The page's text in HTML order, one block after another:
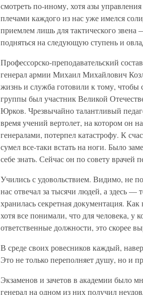
смотреть по-иному, хотя азы
плечами каждого из нас уже имелся
приемлем лишь для тактического
подняться на следующую ступень и
Профессорско-преподавательский
генерал армии Михаил Михайлович
жизнь и служба готовили к тому, чтобы
группы был участник Великой
Юрков. Чрезвычайно талантливый
время учений вертолет, на котором он
генералами, потерпел катастрофу. К
сумел все-таки встать на ноги. Было
себе знать. Сейчас он по совету врачей
Учились с удовольствием. Видимо, не
нас отвечал за тысячи людей, а здесь —
хранилась секретная документация.
хотя все понимали, что для человека, у
ответственные должности, это скорее
В среде своих ровесников каждый,
Это не только переполняет душу, но и
Экзаменов и зачетов в академии было
генерал на одном из них получил